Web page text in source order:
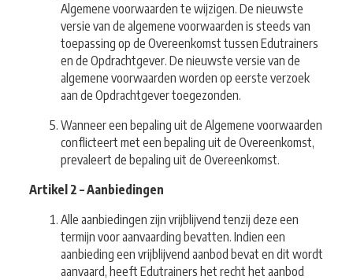
Algemene voorwaarden te wijzigen. De nieuwste
versie van de algemene voorwaarden is steeds van
toepassing op de Overeenkomst tussen Edutrainers
en de Opdrachtgever. De nieuwste versie van de
algemene voorwaarden worden op eerste verzoek
aan de Opdrachtgever toegezonden.
Wanneer een bepaling uit de Algemene voorwaarden
conflicteert met een bepaling uit de Overeenkomst,
prevaleert de bepaling uit de Overeenkomst.
Artikel 2 – Aanbiedingen
Alle aanbiedingen zijn vrijblijvend tenzij deze een
termijn voor aanvaarding bevatten. Indien een
aanbieding een vrijblijvend aanbod bevat en dit wordt
aanvaard, heeft Edutrainers het recht het aanbod